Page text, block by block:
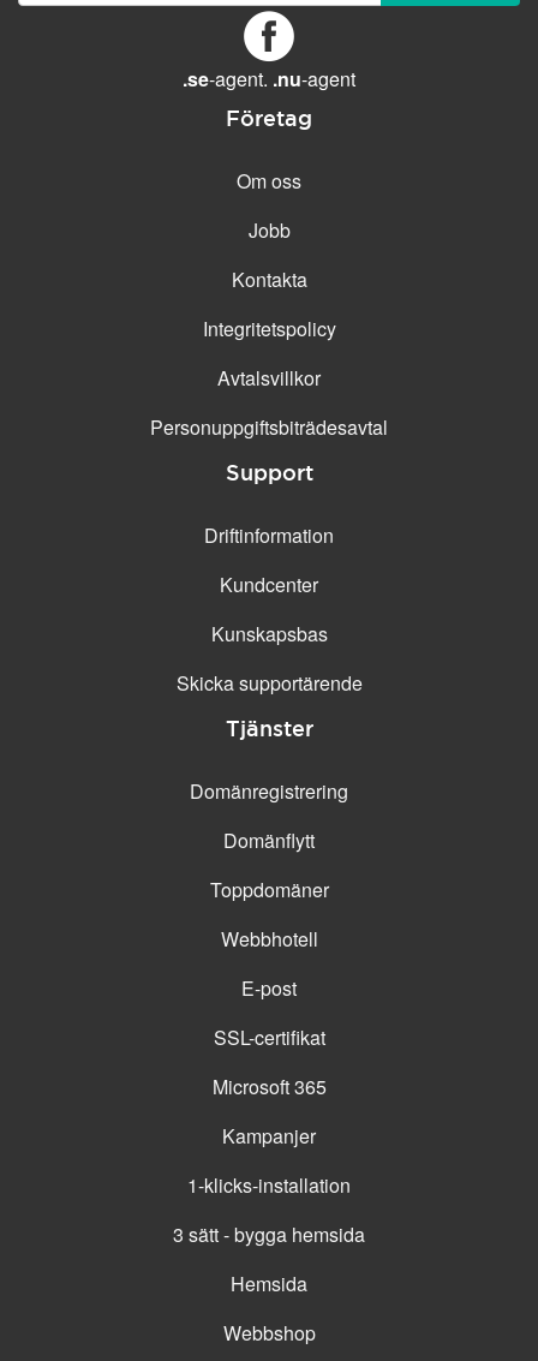
Daglig säkerhetskopiering
telefonsupport
30 dagars kostnadsfritt test
.se-agent. .nu-agent
Företag
Om oss
Jobb
Kontakta
Integritetspolicy
Avtalsvillkor
Personuppgifts­biträdesavtal
Support
Driftinformation
Kundcenter
Kunskapsbas
Skicka supportärende
Tjänster
Domänregistrering
Domänflytt
Toppdomäner
Webbhotell
E-post
SSL-certifikat
Microsoft 365
Kampanjer
1-klicks-installation
3 sätt - bygga hemsida
Hemsida
Webbshop